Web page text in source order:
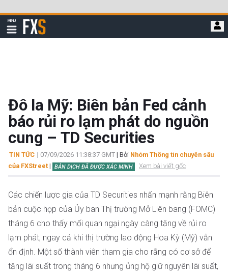
qua
đi
MENU
Hiển
thị
FXStreet
Đô la Mỹ: Biên bản Fed cảnh
báo rủi ro lạm phát do nguồn
cung – TD Securities
TIN TỨC | 07/09/2026 11:38:37 GMT | Bởi Nhóm Thông tin chuyên sâu
của FXStreet | BẢN DỊCH ĐÃ ĐƯỢC XÁC MINH Xem bài viết gốc
Các chiến lược gia của TD Securities nhấn mạnh rằng Biên
bản cuộc họp của Ủy ban Thị trường Mở Liên bang (FOMC)
tháng 6 cho thấy mối quan ngại ngày càng tăng về rủi ro
lạm phát, ngay cả khi thị trường lao động Hoa Kỳ (Mỹ) vẫn
ổn định. Một số thành viên tham gia cho rằng có cơ sở để
tăng lãi suất trong tháng 6 nhưng ủng hộ giữ nguyên lãi suất,